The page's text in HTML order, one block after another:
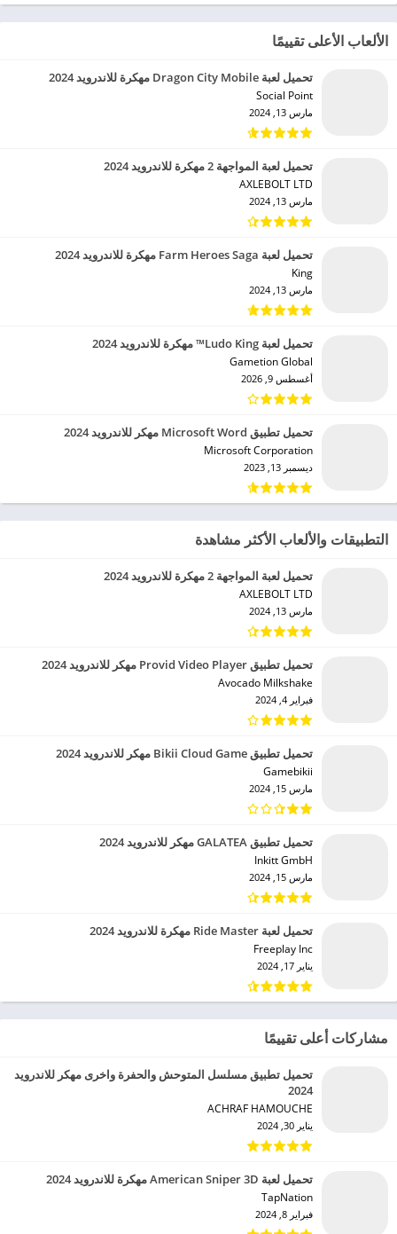
الألعاب الأعلى تقييمًا
تحميل لعبة Dragon City Mobile مهكرة للاندرويد 2024
Social Point‏
مارس 13, 2024
تحميل لعبة المواجهة 2 مهكرة للاندرويد 2024
AXLEBOLT LTD‏
مارس 13, 2024
تحميل لعبة Farm Heroes Saga مهكرة للاندرويد 2024
King‏
مارس 13, 2024
تحميل لعبة Ludo King™ مهكرة للاندرويد 2024
Gametion Global‏
أغسطس 9, 2026
تحميل تطبيق Microsoft Word مهكر للاندرويد 2024
Microsoft Corporation‏
ديسمبر 13, 2023
التطبيقات والألعاب الأكثر مشاهدة
تحميل لعبة المواجهة 2 مهكرة للاندرويد 2024
AXLEBOLT LTD‏
مارس 13, 2024
تحميل تطبيق Provid Video Player مهكر للاندرويد 2024
Avocado Milkshake‏
فبراير 4, 2024
تحميل تطبيق Bikii Cloud Game مهكر للاندرويد 2024
Gamebikii‏
مارس 15, 2024
تحميل تطبيق GALATEA مهكر للاندرويد 2024
Inkitt GmbH‏
مارس 15, 2024
تحميل لعبة Ride Master مهكرة للاندرويد 2024
Freeplay Inc‏
يناير 17, 2024
مشاركات أعلى تقييمًا
تحميل تطبيق مسلسل المتوحش والحفرة واخرى مهكر للاندرويد
2024
ACHRAF HAMOUCHE‏
يناير 30, 2024
تحميل لعبة American Sniper 3D مهكرة للاندرويد 2024
TapNation‏
فبراير 8, 2024